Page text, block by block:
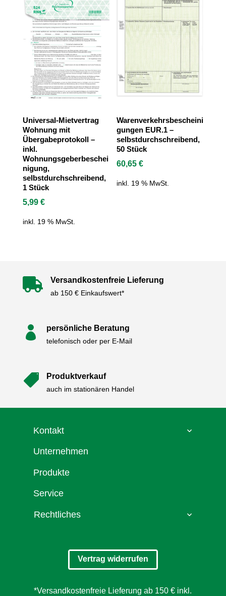
Universal-Mietvertrag
Wohnung mit
Übergabeprotokoll –
inkl.
Wohnungsgeberbeschei
nigung,
selbstdurchschreibend,
1 Stück
5,99 €
inkl. 19 % MwSt.
Warenverkehrsbescheini
gungen EUR.1 –
selbstdurchschreibend,
50 Stück
60,65€
inkl. 19 % MwSt.
 Versandkostenfreie Lieferung
ab 150 € Einkaufswert*
 persönliche Beratung
telefonisch oder per E-Mail
 Produktverkauf
auch im stationären Handel
Kontakt
Unternehmen
Produkte
Service
Rechtliches
Vertrag widerrufen
*Versandkostenfreie Lieferung ab 150 € inkl.